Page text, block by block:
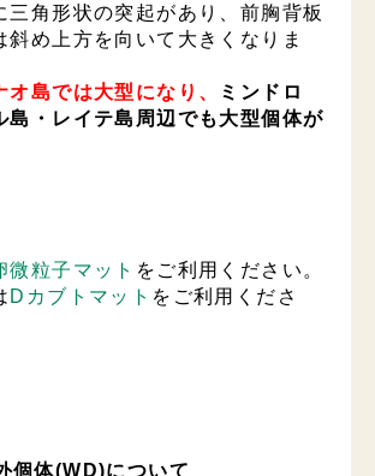
三角形状の突起があり、前胸背板
斜め上方を向いて大きくなりま
オ島では大型になり、
ミンドロ
島・レイテ島周辺でも大型個体が
微粒子マット をご利用ください。
Dカブトマット をご利用くださ
個体(WD)について